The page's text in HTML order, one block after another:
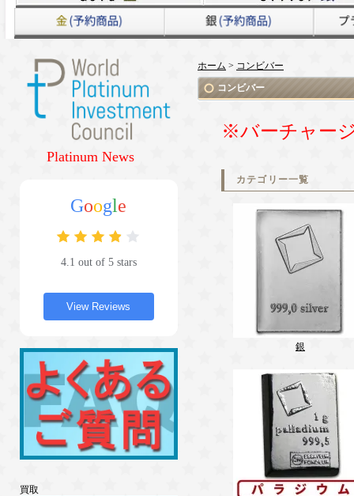
Platinum News
Google
4.1 out of 5 stars
View Reviews
買取
ホーム > コンビバー
コンビバー
※バーチャー
カテゴリー一覧
銀